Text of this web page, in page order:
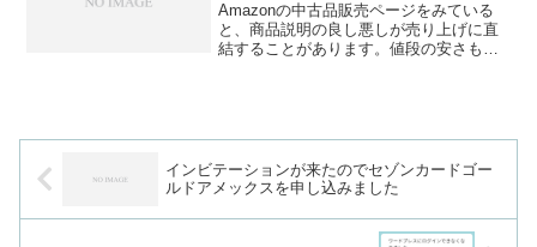
Amazonの中古品販売ページをみている
と、商品説明の良し悪しが売り上げに直
結することがあります。値段の安さも重
インビテーションが来たのでセゾンカードゴー
ルドアメックスを申し込みました